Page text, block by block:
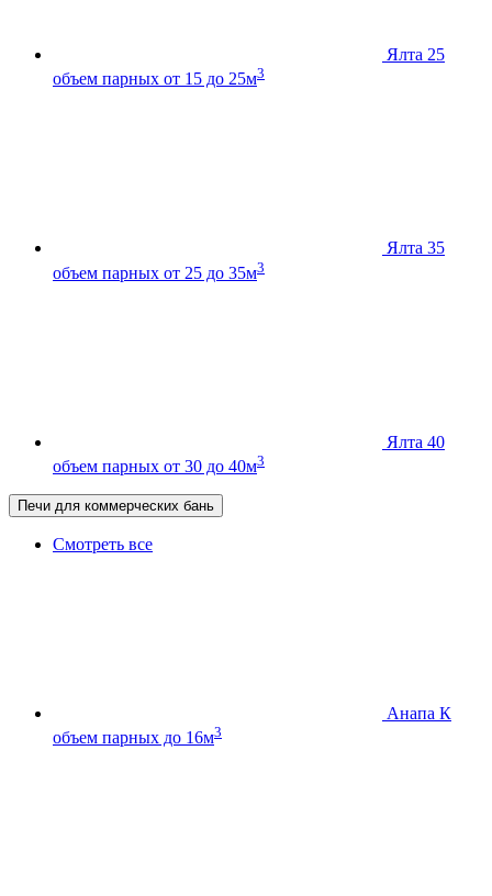
Ялта 25
объем парных от 15 до 25м3
Ялта 35
объем парных от 25 до 35м3
Ялта 40
объем парных от 30 до 40м3
Печи для коммерческих бань
Смотреть все
Анапа К
объем парных до 16м3